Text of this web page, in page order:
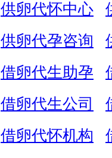
供卵代怀中心
供卵代孕咨询
借卵代生助孕
借卵代生公司
借卵代怀机构